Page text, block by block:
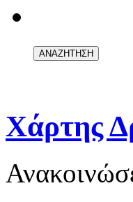
Χάρτης